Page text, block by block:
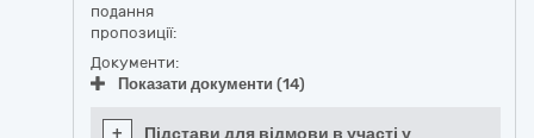
подання
пропозиції:
Документи:
Показати документи (14)
+
Підстави для відмови в участі у